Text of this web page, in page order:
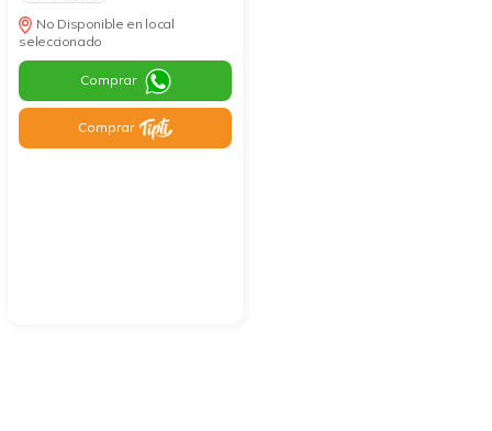
No Disponible en local
seleccionado
Comprar
Comprar